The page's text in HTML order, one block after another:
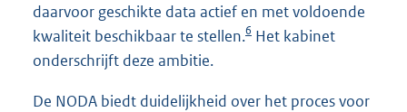
daarvoor geschikte data actief en met voldoende
kwaliteit beschikbaar te stellen.6 Het kabinet
onderschrijft deze ambitie.
De NODA biedt duidelijkheid over het proces voor